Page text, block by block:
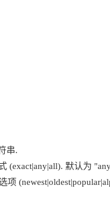
串.
(exact|any|all). 默认为
项